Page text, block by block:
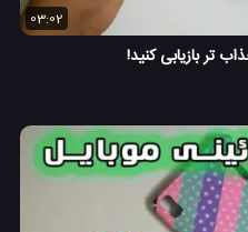
03:02
تر بازیابی کنید!